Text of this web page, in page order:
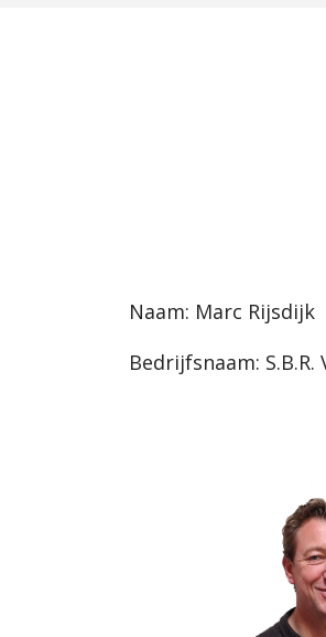
Naam: Marc Rijsdijk
Bedrijfsnaam: